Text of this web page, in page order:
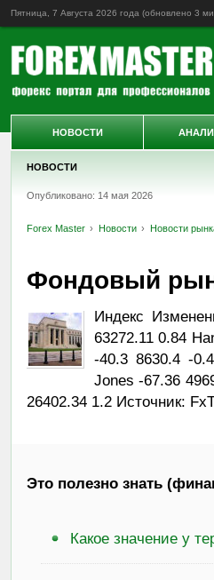
Пятница, 7 Августа 2026 года (обновлено 3
НОВОСТИ
Опубликовано: 14 мая 2026
Forex Master Новости Новости
Фондовый
Индекс
63272.11 0.84
-40.3 8630.4 -
Jones -67.36
26402.34 1.2 Источник:
Это полезно знать
Какое значение у
НОВОСТИ